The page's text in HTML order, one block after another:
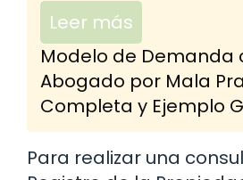
Leer más
Modelo de Demanda
Abogado por Mala
Completa y Ejemplo
Para realizar una